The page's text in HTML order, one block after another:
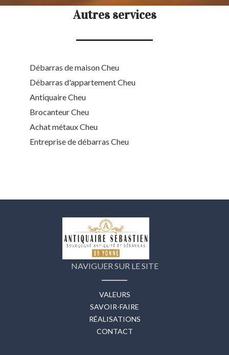
Autres services
Débarras de maison Cheu
Débarras d'appartement Cheu
Antiquaire Cheu
Brocanteur Cheu
Achat métaux Cheu
Entreprise de débarras Cheu
NAVIGUER SUR LE SITE
VALEURS
SAVOIR-FAIRE
RÉALISATIONS
CONTACT